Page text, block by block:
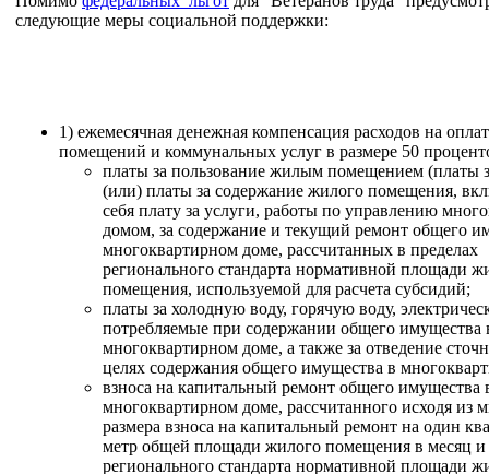
следующие меры социальной поддержки:
1) ежемесячная денежная компенсация расходов на
помещений и коммунальных услуг в размере 50
платы за пользование жилым помещением (платы
(или) платы за содержание жилого помещения,
себя плату за услуги, работы по управлению
домом, за содержание и текущий ремонт общего
многоквартирном доме, рассчитанных в пределах
регионального стандарта нормативной площади
помещения, используемой для расчета субсидий;
платы за холодную воду, горячую воду,
потребляемые при содержании общего имущества
многоквартирном доме, а также за отведение
целях содержания общего имущества в
взноса на капитальный ремонт общего имущества
многоквартирном доме, рассчитанного исходя из
размера взноса на капитальный ремонт на один
метр общей площади жилого помещения в месяц и
регионального стандарта нормативной площади